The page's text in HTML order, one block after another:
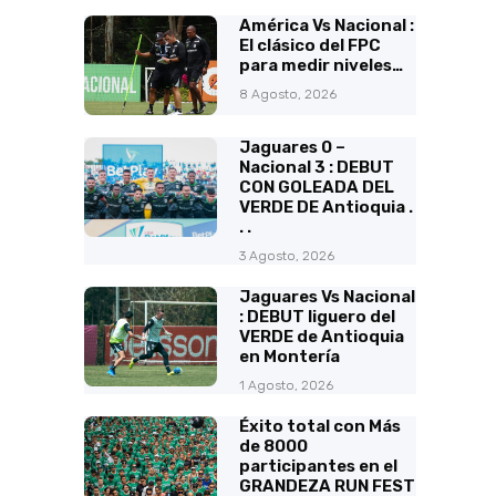
América Vs Nacional :
El clásico del FPC
para medir niveles…
8 Agosto, 2026
Jaguares 0 –
Nacional 3 : DEBUT
CON GOLEADA DEL
VERDE DE Antioquia .
. .
3 Agosto, 2026
Jaguares Vs Nacional
: DEBUT liguero del
VERDE de Antioquia
en Montería
1 Agosto, 2026
Éxito total con Más
de 8000
participantes en el
GRANDEZA RUN FEST